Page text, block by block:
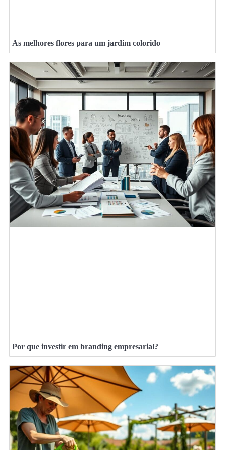
As melhores flores para um jardim colorido
Por que investir em branding empresarial?